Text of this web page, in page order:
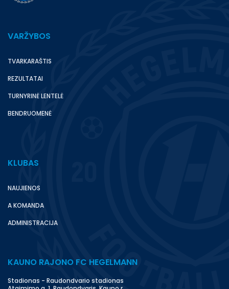
VARŽYBOS
TVARKARAŠTIS
REZULTATAI
TURNYRINĖ LENTELĖ
BENDRUOMENĖ
KLUBAS
NAUJIENOS
A KOMANDA
ADMINISTRACIJA
KAUNO RAJONO FC HEGELMANN
Stadionas - Raudondvario stadionas